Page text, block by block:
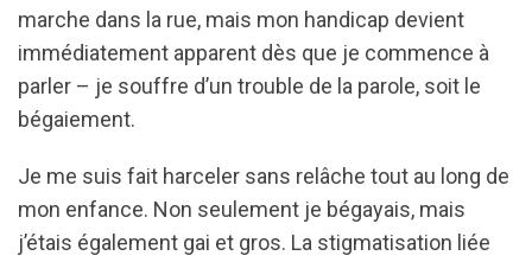
marche dans la rue, mais mon handicap devient
immédiatement apparent dès que je commence à
parler – je souffre d’un trouble de la parole, soit le
bégaiement.
Je me suis fait harceler sans relâche tout au long de
mon enfance. Non seulement je bégayais, mais
j’étais également gai et gros. La stigmatisation liée